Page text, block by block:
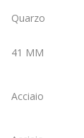
Quarzo
41 MM
Acciaio